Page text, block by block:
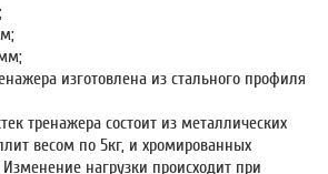
изготовлена из стального профиля
тренажера состоит из металлических
весом по 5кг, и хромированных
нагрузки происходит при